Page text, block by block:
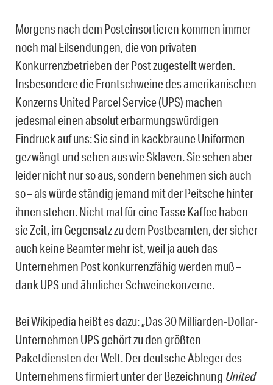
Morgens nach dem Posteinsortieren kommen immer
noch mal Eilsendungen, die von privaten
Konkurrenzbetrieben der Post zugestellt werden.
Insbesondere die Frontschweine des amerikanischen
Konzerns United Parcel Service (UPS) machen
jedesmal einen absolut erbarmungswürdigen
Eindruck auf uns: Sie sind in kackbraune Uniformen
gezwängt und sehen aus wie Sklaven. Sie sehen aber
leider nicht nur so aus, sondern benehmen sich auch
so – als würde ständig jemand mit der Peitsche hinter
ihnen stehen. Nicht mal für eine Tasse Kaffee haben
sie Zeit, im Gegensatz zu dem Postbeamten, der sicher
auch keine Beamter mehr ist, weil ja auch das
Unternehmen Post konkurrenzfähig werden muß –
dank UPS und ähnlicher Schweinekonzerne.
Bei Wikipedia heißt es dazu: „Das 30 Milliarden-Dollar-
Unternehmen UPS gehört zu den größten
Paketdiensten der Welt. Der deutsche Ableger des
Unternehmens firmiert unter der Bezeichnung United